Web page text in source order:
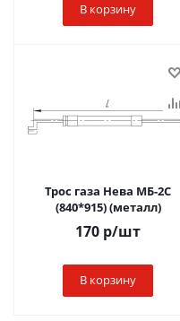
В корзину
Трос газа Нева МБ-2С
(840*915) (металл)
170 р/шт
В корзину